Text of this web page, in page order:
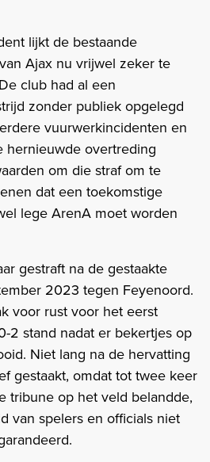
lijkt de bestaande
Ajax nu vrijwel zeker te
club had al een
zonder publiek opgelegd
vuurwerkincidenten en
hernieuwde overtreding
om die straf om te
dat een toekomstige
lege ArenA moet worden
gestraft na de gestaakte
2023 tegen Feyenoord.
voor rust voor het eerst
2 stand nadat er bekertjes op
Niet lang na de hervatting
gestaakt, omdat tot twee keer
tribune op het veld belandde,
van spelers en officials niet